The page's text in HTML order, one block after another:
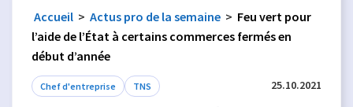
Accueil > Actus pro de la semaine > Feu vert pour
l’aide de l’État à certains commerces fermés en
début d’année
Chef d'entreprise TNS 25.10.2021